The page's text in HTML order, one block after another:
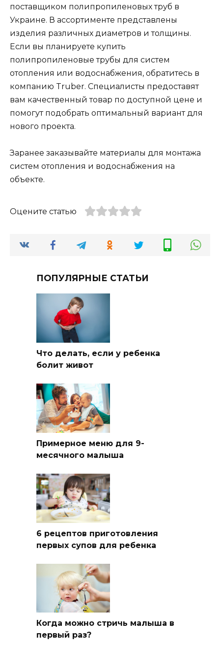
поставщиком полипропиленовых труб в
Украине. В ассортименте представлены
изделия различных диаметров и толщины.
Если вы планируете купить
полипропиленовые трубы для систем
отопления или водоснабжения, обратитесь в
компанию Truber. Специалисты предоставят
вам качественный товар по доступной цене и
помогут подобрать оптимальный вариант для
нового проекта.
Заранее заказывайте материалы для монтажа
систем отопления и водоснабжения на
объекте.
Оцените статью
ПОПУЛЯРНЫЕ СТАТЬИ
Что делать, если у ребенка
болит живот
Примерное меню для 9-
месячного малыша
6 рецептов приготовления
первых супов для ребенка
Когда можно стричь малыша в
первый раз?